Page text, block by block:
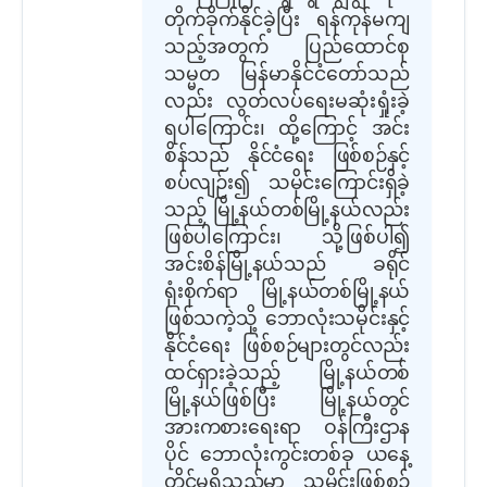
တိုက်ခိုက်နိုင်ခဲ့ပြီး ရန်ကုန်မကျ
သည့်အတွက် ပြည်ထောင်စု
သမ္မတ မြန်မာနိုင်ငံတော်သည်
လည်း လွတ်လပ်ရေးမဆုံးရှုံးခဲ့
ရပါကြောင်း၊ ထို့ကြောင့် အင်း
စိန်သည် နိုင်ငံရေး ဖြစ်စဉ်နှင့်
စပ်လျဉ်း၍ သမိုင်းကြောင်းရှိခဲ့
သည့် မြို့နယ်တစ်မြို့နယ်လည်း
ဖြစ်ပါကြောင်း၊ သို့ဖြစ်ပါ၍
အင်းစိန်မြို့နယ်သည် ခရိုင်
ရုံးစိုက်ရာ မြို့နယ်တစ်မြို့နယ်
ဖြစ်သကဲ့သို့ ဘောလုံးသမိုင်းနှင့်
နိုင်ငံရေး ဖြစ်စဉ်များတွင်လည်း
ထင်ရှားခဲ့သည့် မြို့နယ်တစ်
မြို့နယ်ဖြစ်ပြီး မြို့နယ်တွင်
အားကစားရေးရာ ဝန်ကြီးဌာန
ပိုင် ဘောလုံးကွင်းတစ်ခု ယနေ့
တိုင်မရှိသည်မှာ သမိုင်းဖြစ်စဉ်